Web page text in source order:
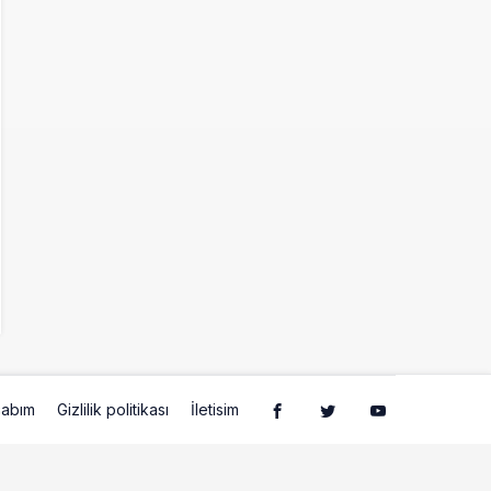
Gizlilik politikası İletisim